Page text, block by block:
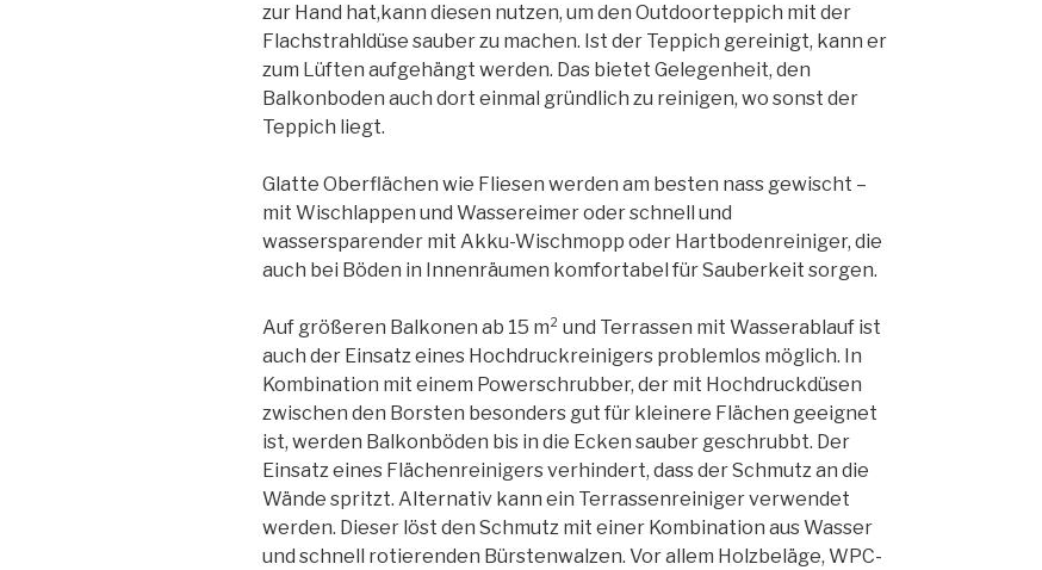
zur Hand hat,kann diesen nutzen, um den Outdoorteppich mit der
Flachstrahldüse sauber zu machen. Ist der Teppich gereinigt, kann er
zum Lüften aufgehängt werden. Das bietet Gelegenheit, den
Balkonboden auch dort einmal gründlich zu reinigen, wo sonst der
Teppich liegt.
Glatte Oberflächen wie Fliesen werden am besten nass gewischt –
mit Wischlappen und Wassereimer oder schnell und
wassersparender mit Akku-Wischmopp oder Hartbodenreiniger, die
auch bei Böden in Innenräumen komfortabel für Sauberkeit sorgen.
Auf größeren Balkonen ab 15 m² und Terrassen mit Wasserablauf ist
auch der Einsatz eines Hochdruckreinigers problemlos möglich. In
Kombination mit einem Powerschrubber, der mit Hochdruckdüsen
zwischen den Borsten besonders gut für kleinere Flächen geeignet
ist, werden Balkonböden bis in die Ecken sauber geschrubbt. Der
Einsatz eines Flächenreinigers verhindert, dass der Schmutz an die
Wände spritzt. Alternativ kann ein Terrassenreiniger verwendet
werden. Dieser löst den Schmutz mit einer Kombination aus Wasser
und schnell rotierenden Bürstenwalzen. Vor allem Holzbeläge, WPC-